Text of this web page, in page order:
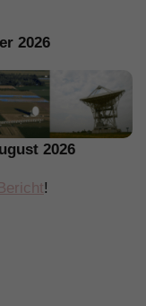
2026
2026
Bericht!